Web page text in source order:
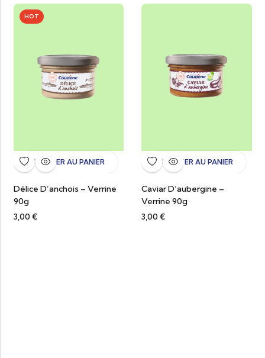
HOT
AJOUTER AU PANIER
Délice D’anchois – Verrine
90g
3,00 €
AJOUTER AU PANIER
Caviar D’aubergine –
Verrine 90g
3,00 €